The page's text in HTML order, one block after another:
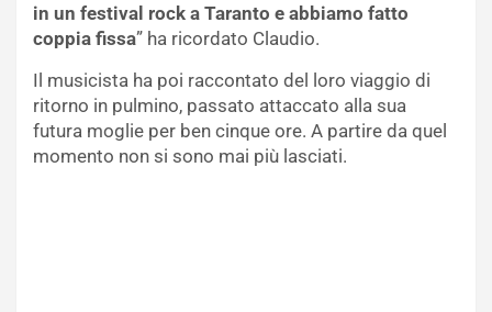
in un festival rock a Taranto e abbiamo fatto
coppia fissa” ha ricordato Claudio.
Il musicista ha poi raccontato del loro viaggio di
ritorno in pulmino, passato attaccato alla sua
futura moglie per ben cinque ore. A partire da quel
momento non si sono mai più lasciati.